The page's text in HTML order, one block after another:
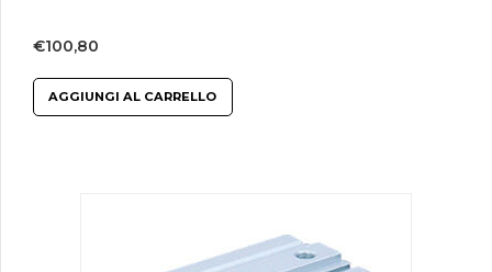
€100,80
AGGIUNGI AL CARRELLO